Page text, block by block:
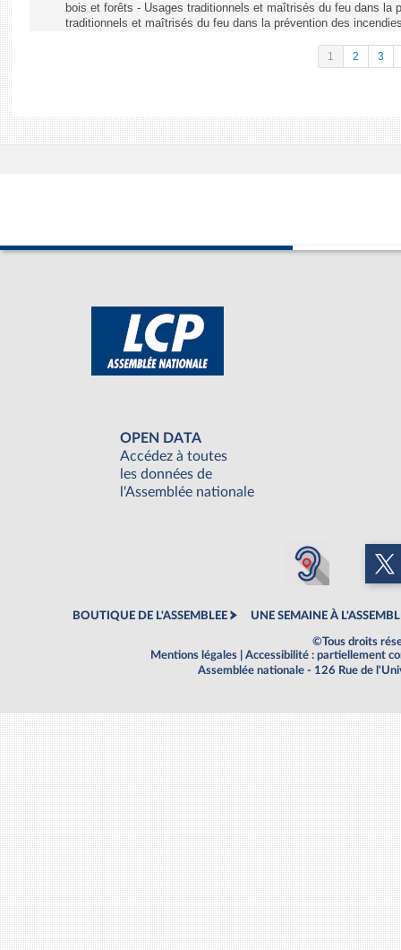
bois et forêts - Usages traditionnels et maîtrisés du feu dans la
traditionnels et maîtrisés du feu dans la prévention des
1 2 3
OPEN DATA
Accédez à toutes
les données de
l'Assemblée nationale
BOUTIQUE DE L'ASSEMBLEE UNE SEMAINE À
©Tous droits
Mentions légales
Accessibilité : partiellement
Assemblée nationale - 126 Rue de